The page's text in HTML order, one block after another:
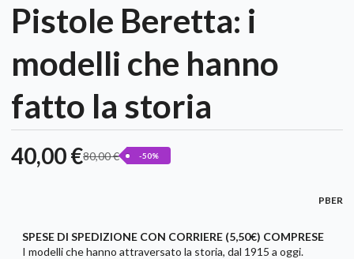
Pistole Beretta: i
modelli che hanno
fatto la storia
40,00 €80,00 € -50%
PBER
SPESE DI SPEDIZIONE CON CORRIERE (5,50€) COMPRESE
I modelli che hanno attraversato la storia, dal 1915 a oggi.